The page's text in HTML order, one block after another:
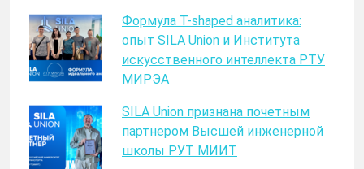
Формула T-shaped аналитика:
опыт SILA Union и Института
искусственного интеллекта РТУ
МИРЭА
SILA Union признана почетным
партнером Высшей инженерной
школы РУТ МИИТ